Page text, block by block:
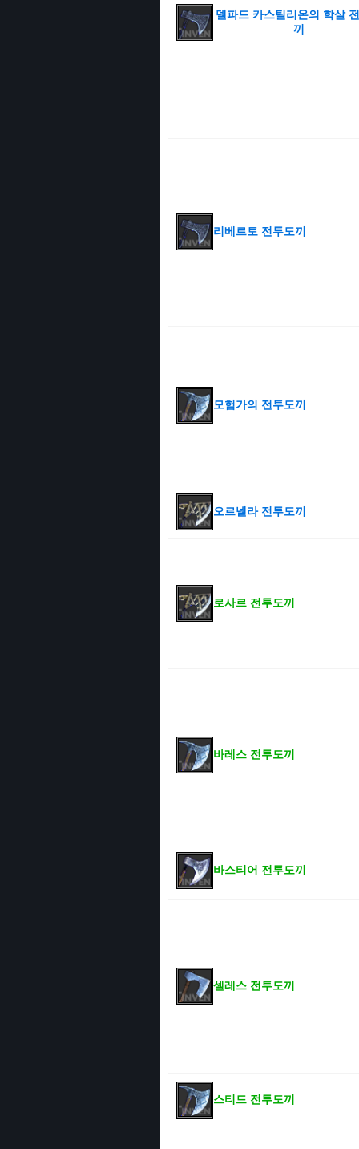
델파드 카스틸리온의 학살
끼
리베르토 전투도끼
모험가의 전투도끼
오르넬라 전투도끼
로사르 전투도끼
바레스 전투도끼
바스티어 전투도끼
셀레스 전투도끼
스티드 전투도끼